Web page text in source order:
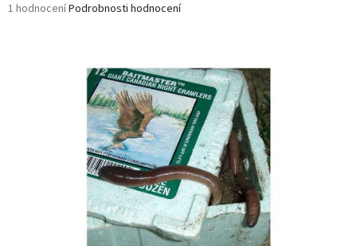
Průměrné
1 hodnoceníPodrobnosti hodnocení